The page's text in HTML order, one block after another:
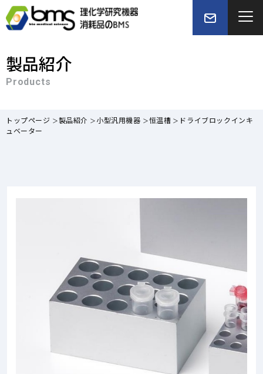
製品紹介
Products
トップページ 製品紹介 小型汎用機器 恒温槽
ドライブロックインキ
ュベーター